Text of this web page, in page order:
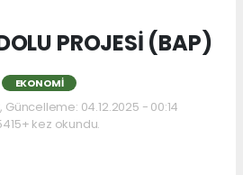
PROJESİ (BAP)
EKONOMI
Güncelleme: 04.12.2025 - 00:14
kez okundu.